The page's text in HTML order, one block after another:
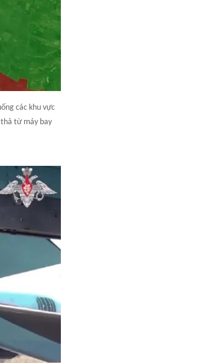
các khu vực
từ máy bay